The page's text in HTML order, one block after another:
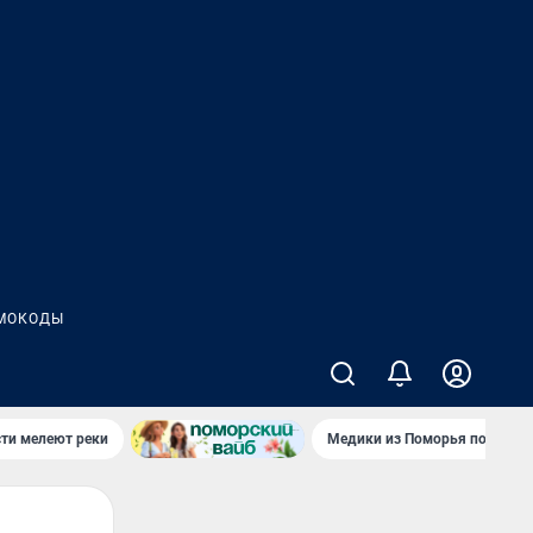
мелеют реки Медики из Поморья поехали